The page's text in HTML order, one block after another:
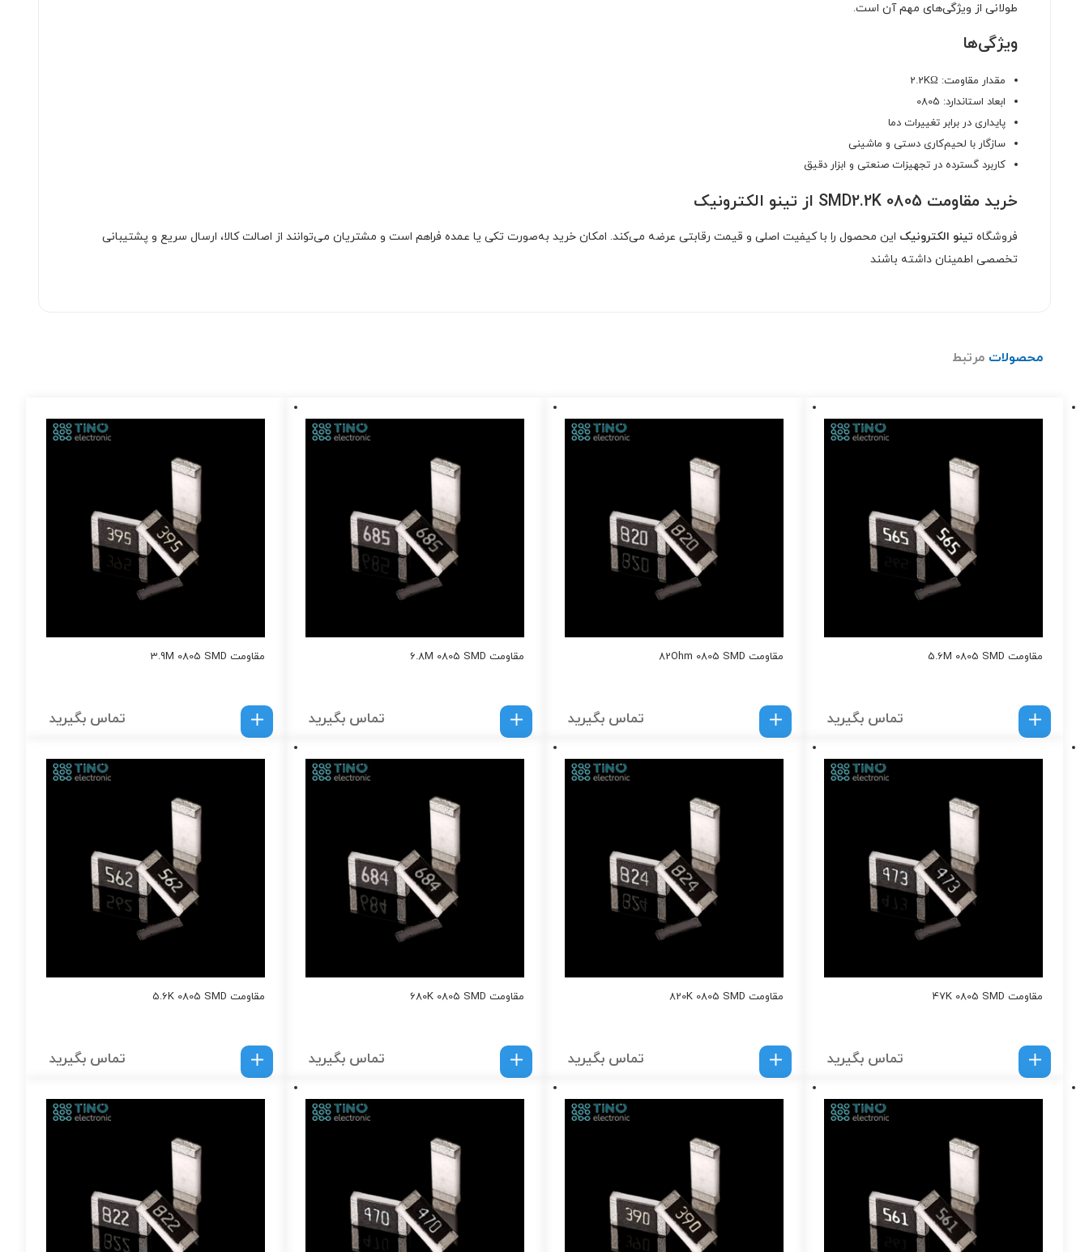
طولانی از ویژگی‌های مهم آن است.
ویژگی‌ها
مقدار مقاومت: 2.2KΩ
ابعاد استاندارد: 0805
پایداری در برابر تغییرات دما
سازگار با لحیم‌کاری دستی و ماشینی
کاربرد گسترده در تجهیزات صنعتی و ابزار دقیق
خرید مقاومت SMD2.2K 0805 از تینو الکترونیک
فروشگاه تینو الکترونیک این محصول را با کیفیت اصلی و قیمت رقابتی عرضه می‌کند. امکان خرید به‌صورت تکی یا عمده فراهم است و مشتریان می‌توانند از اصالت کالا، ارسال سریع و پشتیبانی
تخصصی اطمینان داشته باشند
محصولات مرتبط
مقاومت 5.6M 0805 SMD
تماس بگیرید
مقاومت 82Ohm 0805 SMD
تماس بگیرید
مقاومت 6.8M 0805 SMD
تماس بگیرید
مقاومت 3.9M 0805 SMD
تماس بگیرید
مقاومت 47K 0805 SMD
تماس بگیرید
مقاومت 820K 0805 SMD
تماس بگیرید
مقاومت 680K 0805 SMD
تماس بگیرید
مقاومت 5.6K 0805 SMD
تماس بگیرید